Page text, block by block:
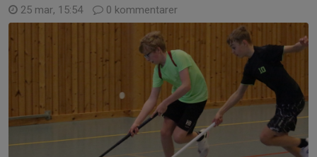
25 mar, 15:54 0 kommentarer